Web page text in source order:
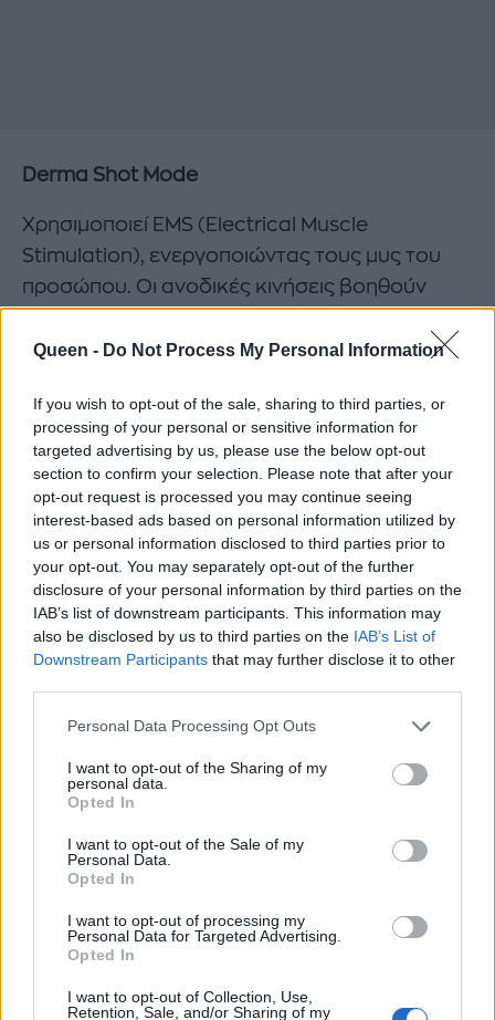
Queen - Do Not Process My Personal Information
If you wish to opt-out of the sale, sharing to third parties, or
processing of your personal or sensitive information for
targeted advertising by us, please use the below opt-out
section to confirm your selection. Please note that after your
opt-out request is processed you may continue seeing
interest-based ads based on personal information utilized by
us or personal information disclosed to third parties prior to
your opt-out. You may separately opt-out of the further
disclosure of your personal information by third parties on the
IAB’s list of downstream participants. This information may
also be disclosed by us to third parties on the IAB’s List of
Downstream Participants that may further disclose it to other
Personal Data Processing Opt Outs
I want to opt-out of the Sharing of my
personal data.
Opted In
I want to opt-out of the Sale of my
Personal Data.
Opted In
I want to opt-out of processing my
Personal Data for Targeted Advertising.
Opted In
I want to opt-out of Collection, Use,
Retention, Sale, and/or Sharing of my
Derma Shot Mode
Χρησιμοποιεί EMS (Electrical Muscle
Stimulation), ενεργοποιώντας τους μυς του
προσώπου. Οι ανοδικές κινήσεις βοηθούν
ανορθωμένο και σμιλεμένο αμέσως μετά τη
Air Shot Mode
Πρόκειται για μία από τις πιο ιδιαίτερες
λειτουργίες της συσκευής. Οι ηλεκτρικοί
παλμοί δημιουργούν μια αίσθηση
μικροσκοπικών «τσιμπημάτων»,
προσφέροντας ήπια απολέπιση και
συμβάλλοντας στη βελτίωση της υφής της
επιδερμίδας και της όψης των πόρων.
Microcurrent Mode
Η τεχνολογία μικρορευμάτων διεγείρει τους
μυς του προσώπου, προσφέροντας
λεπτές γραμμές.
LED Light Therapy
Όλες οι λειτουργίες συνοδεύονται από
θεραπεία LED με διαφορετικά χρώματα